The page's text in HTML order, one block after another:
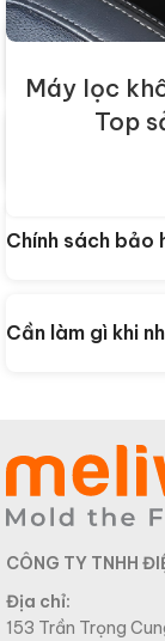
Máy lọc
Top
Làm sao để
Chính sách bảo
Cần làm gì khi
CÔNG TY TNHH
Địa chỉ:
153 Trần Trọng